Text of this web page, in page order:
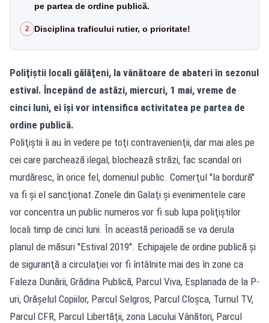
pe partea de ordine publică.
2 Disciplina traficului rutier, o prioritate!
Poliţiştii locali gălăţeni, la vânătoare de abateri în sezonul
estival. Începând de astăzi, miercuri, 1 mai, vreme de
cinci luni, ei îşi vor intensifica activitatea pe partea de
ordine publică.
Poliţiştii îi au în vedere pe toţi contravenienţii, dar mai ales pe
cei care parchează ilegal, blochează străzi, fac scandal ori
murdăresc, în orice fel, domeniul public. Comerţul "la bordură"
va fi şi el sancţionat.Zonele din Galaţi şi evenimentele care
vor concentra un public numeros vor fi sub lupa poliţiştilor
locali timp de cinci luni. În această perioadă se va derula
planul de măsuri "Estival 2019". Echipajele de ordine publică şi
de siguranţă a circulaţiei vor fi întâlnite mai des în zone ca
Faleza Dunării, Grădina Publică, Parcul Viva, Esplanada de la P-
uri, Orăşelul Copiilor, Parcul Selgros, Parcul Cloşca, Turnul TV,
Parcul CFR, Parcul Libertăţii, zona Lacului Vânători, Parcul